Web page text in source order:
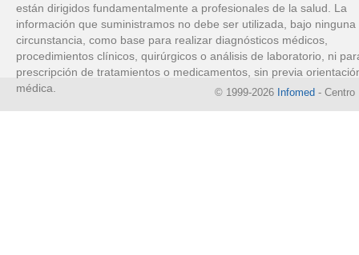
están dirigidos fundamentalmente a profesionales de la salud. La
información que suministramos no debe ser utilizada, bajo ninguna
circunstancia, como base para realizar diagnósticos médicos,
procedimientos clínicos, quirúrgicos o análisis de laboratorio, ni
prescripción de tratamientos o medicamentos, sin previa
médica.
© 1999-2026 Infomed - Centro